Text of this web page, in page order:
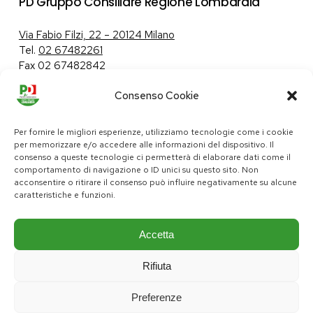
Consenso Cookie
Per fornire le migliori esperienze, utilizziamo tecnologie come i cookie
per memorizzare e/o accedere alle informazioni del dispositivo. Il
consenso a queste tecnologie ci permetterà di elaborare dati come il
comportamento di navigazione o ID unici su questo sito. Non
acconsentire o ritirare il consenso può influire negativamente su alcune
caratteristiche e funzioni.
Accetta
Rifiuta
Preferenze
Via Fabio Filzi, 22 – 20124 Milano
Tel. 02 67482261
Fax 02 67482842
Tutela dei dati personali|Politica sui cookie
pd@consiglio.regione.lombardia.it
ufficiostampa.pd@consiglio.regione.lombardia.it
Pagine Facebook Gruppo Consiliare PD LombardiaPagina Messenger Gruppo Consiliare PD LombardiaPagina Instagram Gruppo PD LombardiaPagina Youtube Gruppo PD Lombardia